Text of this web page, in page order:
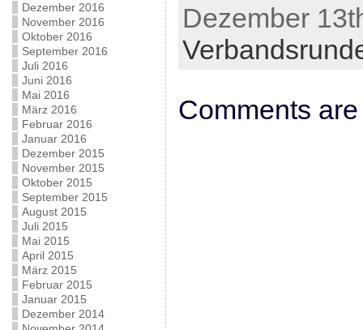
Dezember 2016
November 2016
Oktober 2016
September 2016
Juli 2016
Juni 2016
Mai 2016
März 2016
Februar 2016
Januar 2016
Dezember 2015
November 2015
Oktober 2015
September 2015
August 2015
Juli 2015
Mai 2015
April 2015
März 2015
Februar 2015
Januar 2015
Dezember 2014
Dezember
Comments